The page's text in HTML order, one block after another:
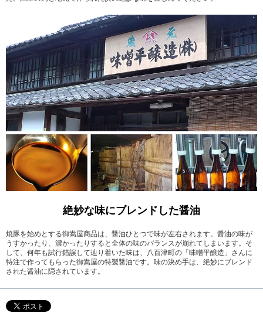
絶妙な味にブレンドした醤油
焼豚を始めとする御嵩屋商品は、醤油ひとつで味が左右されます。醤油の味が
うすかったり、濃かったりすると全体の味のバランスが崩れてしまいます。そ
して、何年も試行錯誤して辿り着いた味は、八百津町の「味噌平醸造」さんに
特注で作ってもらった御嵩屋の特製醤油です。味の決め手は、絶妙にブレンド
された醤油に隠されています。